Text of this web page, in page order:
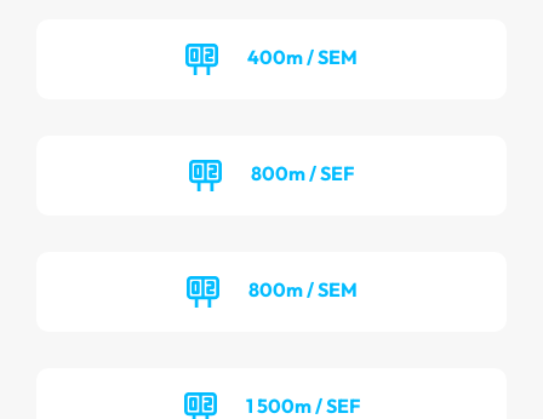
400m / SEM
800m / SEF
800m / SEM
1 500m / SEF